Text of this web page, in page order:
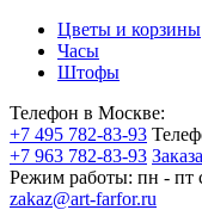
Цветы и корзины
Часы
Штофы
Телефон в Москве:
+7 495 782-83-93
+7 963 782-83-93
Режим работы: пн - пт
zakaz@art-farfor.ru